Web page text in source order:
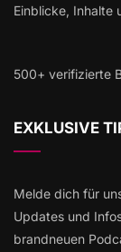
Einblicke, Inhalte
500+ verifizierte
EXKLUSIVE
Melde dich für
Updates und
brandneuen